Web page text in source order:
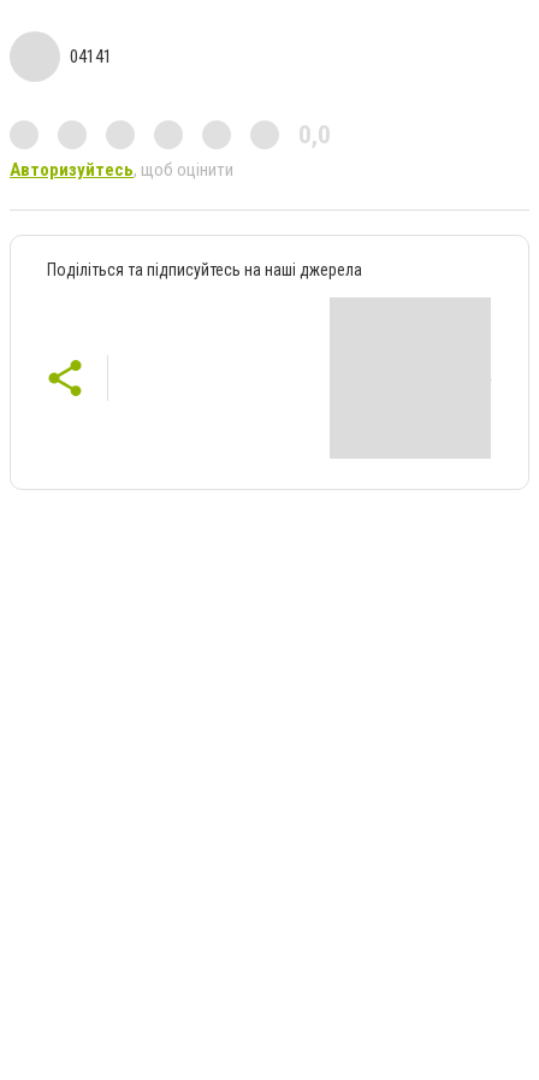
04141
0,0
Авторизуйтесь, щоб оцінити
Поділіться та підписуйтесь на наші джерела